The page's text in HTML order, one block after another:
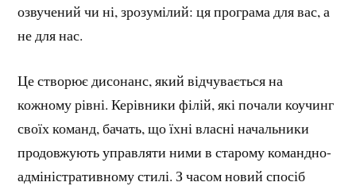
озвучений чи ні, зрозумілий: ця програма для вас, а
не для нас.
Це створює дисонанс, який відчувається на
кожному рівні. Керівники філій, які почали коучинг
своїх команд, бачать, що їхні власні начальники
продовжують управляти ними в старому командно-
адміністративному стилі. З часом новий спосіб